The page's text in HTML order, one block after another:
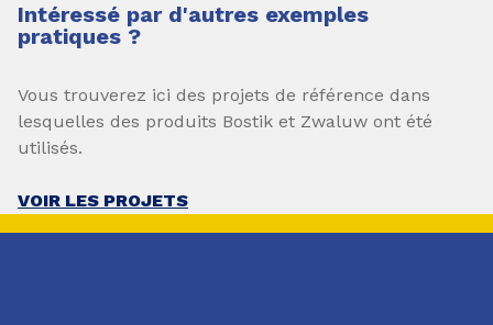
Intéressé par d'autres exemples
pratiques ?
Vous trouverez ici des projets de référence dans
lesquelles des produits Bostik et Zwaluw ont été
utilisés.
VOIR LES PROJETS